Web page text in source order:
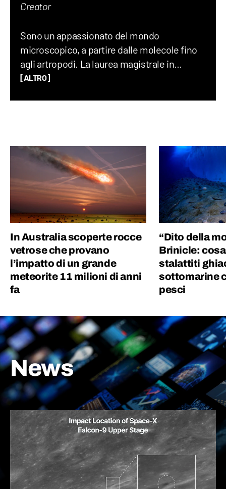
Creator
Sono un appassionato del mondo
microscopico, a partire dalle molecole fino
agli artropodi. La laurea magistrale in
chimica mi ha permesso di avere gli
videocamera, un drone o una chitarra al
DeNa e lo renderete felice.
[ALTRO]
In Australia scoperte rocce
vetrose che provano
l’impatto di un grande
meteorite 11 milioni di anni
fa
“Dito della
Brinicle:
stalattiti
sottomarine
pesci
News